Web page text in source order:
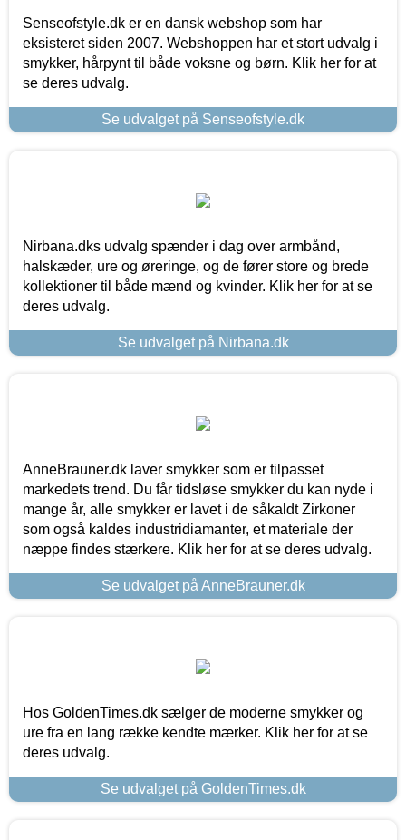
Senseofstyle.dk er en dansk webshop som har
eksisteret siden 2007. Webshoppen har et stort udvalg i
smykker, hårpynt til både voksne og børn. Klik her for at
se deres udvalg.
Se udvalget på Senseofstyle.dk
Nirbana.dks udvalg spænder i dag over armbånd,
halskæder, ure og øreringe, og de fører store og brede
kollektioner til både mænd og kvinder. Klik her for at se
deres udvalg.
Se udvalget på Nirbana.dk
AnneBrauner.dk laver smykker som er tilpasset
markedets trend. Du får tidsløse smykker du kan nyde i
mange år, alle smykker er lavet i de såkaldt Zirkoner
som også kaldes industridiamanter, et materiale der
næppe findes stærkere. Klik her for at se deres udvalg.
Se udvalget på AnneBrauner.dk
Hos GoldenTimes.dk sælger de moderne smykker og
ure fra en lang række kendte mærker. Klik her for at se
deres udvalg.
Se udvalget på GoldenTimes.dk